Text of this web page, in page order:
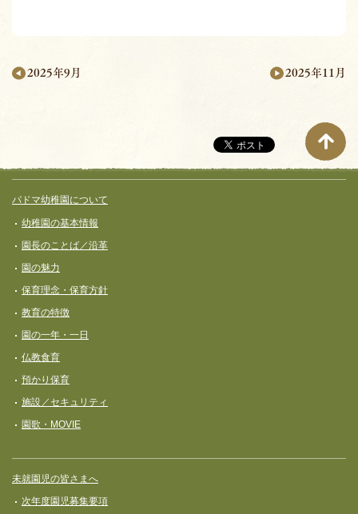
ペ
ー
ジ
ナ
ビ
ゲ
ー
シ
ョ
ン
2025年9月 2025年11月
フッターコンテンツ
パドマ幼稚園について
幼稚園の基本情報
園長のことば／沿革
園の魅力
保育理念・保育⽅針
教育の特徴
園の一年・一日
仏教食育
預かり保育
施設／セキュリティ
園歌・MOVIE
未就園児の皆さまへ
次年度園児募集要項